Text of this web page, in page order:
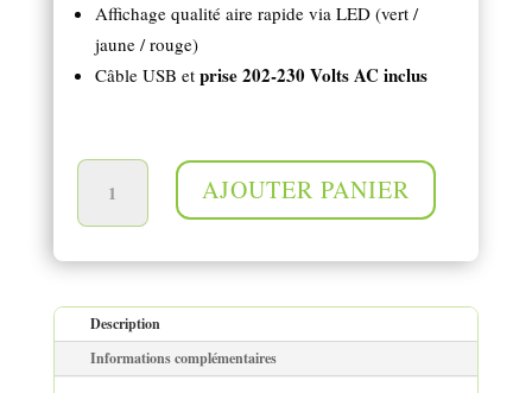
Affichage qualité aire rapide via LED (vert /
jaune / rouge)
Câble USB et prise 202-230 Volts AC inclus
AJOUTER PANIER
Description
Informations complémentaires